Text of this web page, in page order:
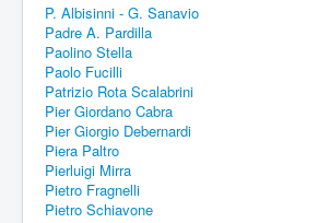
P. Albisinni - G. Sanavio
Padre A. Pardilla
Paolino Stella
Paolo Fucilli
Patrizio Rota Scalabrini
Pier Giordano Cabra
Pier Giorgio Debernardi
Piera Paltro
Pierluigi Mirra
Pietro Fragnelli
Pietro Schiavone